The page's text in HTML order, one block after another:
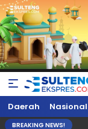
Berita Seputar
Sulteng
Daerah Nasional
BREAKING NEWS!